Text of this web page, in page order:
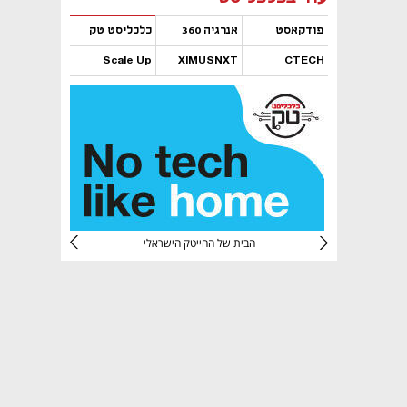
פודקאסט אנרגיה 360 כלכליסט טק
CTECH
XIMUSNXT
Scale Up
נפתח בכרטיסייה חדשה
הבית של ההייטק הישראלי
נפתח בכרטיסייה חדשה